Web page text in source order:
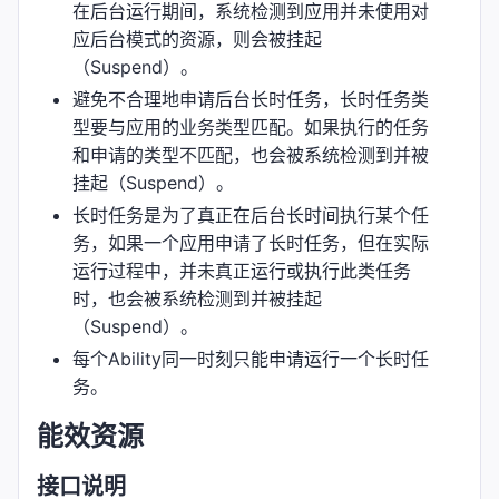
在后台运行期间，系统检测到应用并未使用对
应后台模式的资源，则会被挂起
（Suspend）。
避免不合理地申请后台长时任务，长时任务类
型要与应用的业务类型匹配。如果执行的任务
和申请的类型不匹配，也会被系统检测到并被
挂起（Suspend）。
长时任务是为了真正在后台长时间执行某个任
务，如果一个应用申请了长时任务，但在实际
运行过程中，并未真正运行或执行此类任务
时，也会被系统检测到并被挂起
（Suspend）。
每个Ability同一时刻只能申请运行一个长时任
务。
能效资源
接口说明